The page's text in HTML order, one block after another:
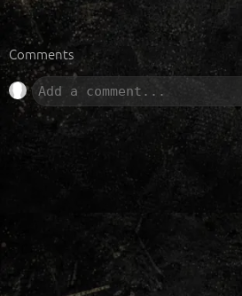
Comments